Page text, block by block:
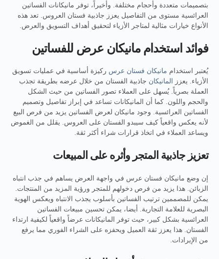
بتصميمات متعددة وأحجام مختلفة. وأخيراً، توفر مانيكانات الفساتين
العرائسية مستوى من التفاصيل يعزز جاذبية فستان العروس. تعد هذه
الأنواع خيارات مثالية لمتاجر الأزياء لتحقيق أهداف التسويق والعرض.
فوائد استخدام مانيكان عرض للفساتين
يُعتبر استخدام مانيكان فستان عرس ركيزة أساسية في عمليات تسويق
الأزياء. يعزز المانيكان جاذبية الفستان من خلال عرضه بطريقة تجذب
العملة بصرياً. يُسهل على العملاء تصور الفساتين من حيث الشكل
والحجم واللون. كما أن المانيكانات تساعد في إبراز تفاصيل وتصميم
الفساتين العرائسية. وجود مانيكان لعرض الفساتين يزيد من فرص البيع
لأنه يعكس واقعياً كيف سيبدو الفستان على العروس. يقلل من الغموض
ويساعد العملاء في اتخاذ قرارات شراء أكثر ثقة.
تعزيز جاذبية المتجر وأثره على المبيعات
إن وضع مانيكان فستان عرس في واجهة العرض يساهم في جذب انتباه
الزبائن. هذا يزيد من فرص دخولهم للمتجر ورؤية المزيد من المنتجات.
يمكن للمصممين ترتيب الفساتين بأسلوب يجذب الانتباه ويعكس الهوية
البصرية للعلامة التجارية. أيضا، يمكن تحسين مبيعات الفساتين
العرائسية بشكل كبير، حيث توفر المانيكانات عرضاً واقعياً لكيفية ارتداء
الفستان. هذا يعزز ثقة العميل ويحفزه على الشراء الفوري مما يرفع
من الإيرادات.